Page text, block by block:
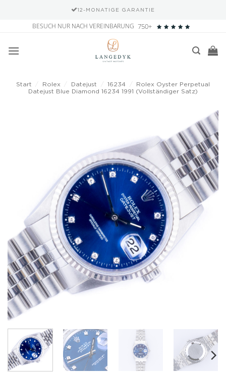
12-MONATIGE GARANTIE
springen
BESUCH NUR NACH VEREINBARUNG 750+
Start Rolex Datejust 16234
Rolex Oyster Perpetual
Datejust Blue Diamond 16234 1991 (Vollständiger Satz)
Add to
wishlist